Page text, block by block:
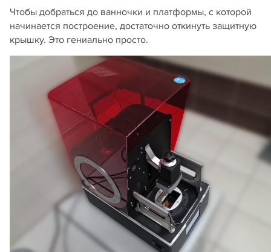
Чтобы добраться до ванночки и платформы, с которой
начинается построение, достаточно откинуть защитную
крышку. Это гениально просто.